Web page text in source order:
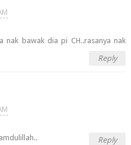
nak bawak dia pi CH..rasanya nak
Reply
Reply